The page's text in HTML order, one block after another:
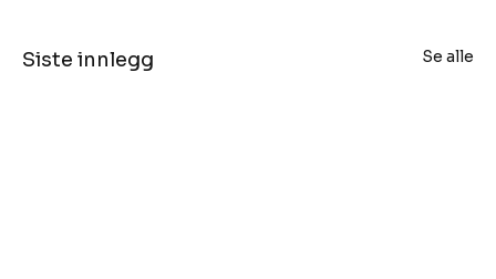
Siste innlegg Se alle